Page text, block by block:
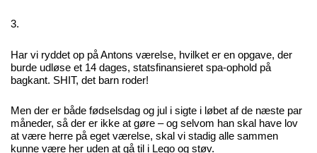
3.
Har vi ryddet op på Antons værelse, hvilket er en opgave, der
burde udløse et 14 dages, statsfinansieret spa-ophold på
bagkant. SHIT, det barn roder!
Men der er både fødselsdag og jul i sigte i løbet af de næste par
måneder, så der er ikke at gøre – og selvom han skal have lov
at være herre på eget værelse, skal vi stadig alle sammen
kunne være her uden at gå til i Lego og støv.